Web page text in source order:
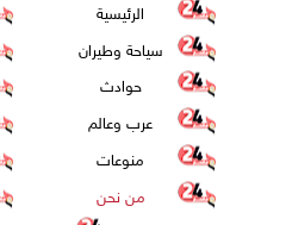
الرئيسية
سياحة وطيران
حوادث
عرب وعالم
منوعات
من نحن